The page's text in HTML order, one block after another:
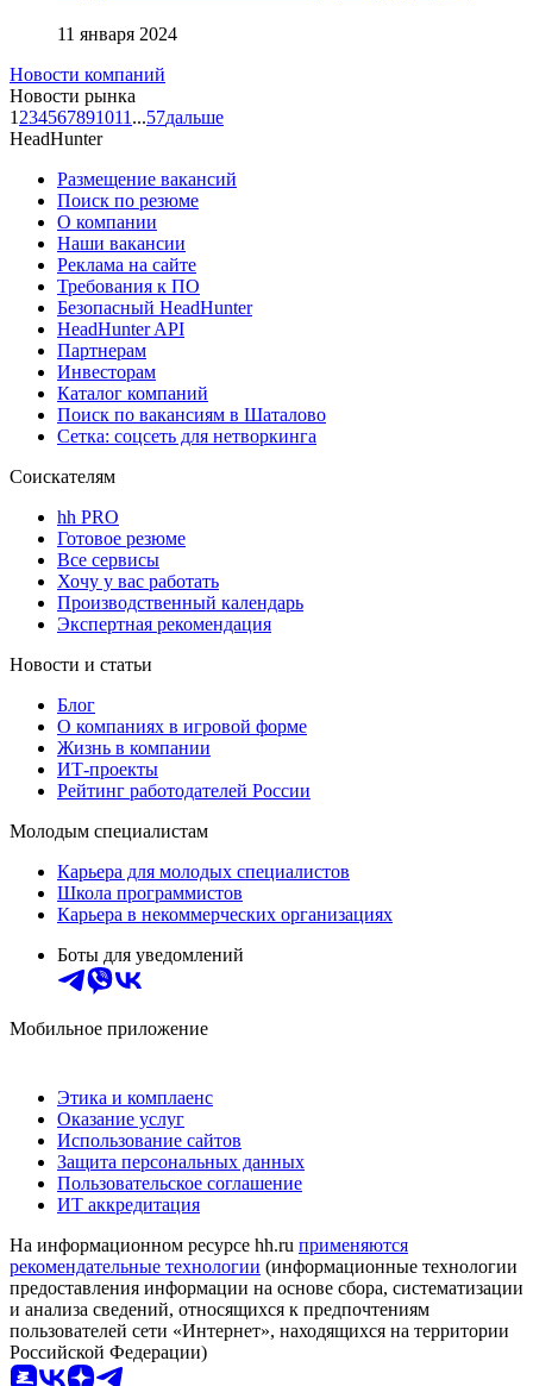
11 января 2024
Новости компаний
Новости рынка
1 234567891011 ...57дальше
HeadHunter
Размещение вакансий
Поиск по резюме
О компании
Наши вакансии
Реклама на сайте
Требования к ПО
Безопасный HeadHunter
HeadHunter API
Партнерам
Инвесторам
Каталог компаний
Поиск по вакансиям в Шаталово
Сетка: соцсеть для нетворкинга
Соискателям
hh PRO
Готовое резюме
Все сервисы
Хочу у вас работать
Производственный календарь
Экспертная рекомендация
Новости и статьи
Блог
О компаниях в игровой форме
Жизнь в компании
ИТ-проекты
Рейтинг работодателей России
Молодым специалистам
Карьера для молодых специалистов
Школа программистов
Карьера в некоммерческих организациях
Боты для уведомлений
Мобильное приложение
Этика и комплаенс
Оказание услуг
Использование сайтов
Защита персональных данных
Пользовательское соглашение
ИТ аккредитация
На информационном ресурсе hh.ru применяются
рекомендательные технологии (информационные технологии
предоставления информации на основе сбора, систематизации
и анализа сведений, относящихся к предпочтениям
пользователей сети «Интернет», находящихся на территории
Российской Федерации)